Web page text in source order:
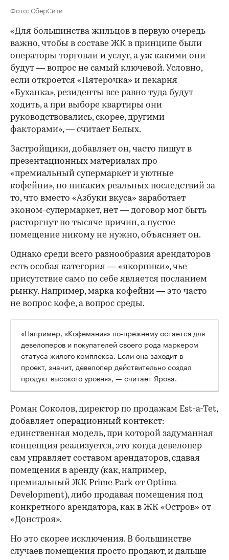
Фото: СберСити
«Для большинства жильцов в первую очередь
важно, чтобы в составе ЖК в принципе были
операторы торговли и услуг, а уж какими они
будут — вопрос не самый ключевой. Условно,
если откроется «Пятерочка» и пекарня
«Буханка», резиденты все равно туда будут
ходить, а при выборе квартиры они
руководствовались, скорее, другими
факторами», — считает Белых.
Застройщики, добавляет он, часто пишут в
презентационных материалах про
«премиальный супермаркет и уютные
кофейни», но никаких реальных последствий за
то, что вместо «Азбуки вкуса» заработает
эконом-супермаркет, нет — договор мог быть
расторгнут по тысяче причин, а пустое
помещение никому не нужно, объясняет он.
Однако среди всего разнообразия арендаторов
есть особая категория — «якорники», чье
присутствие само по себе является посланием
рынку. Например, марка кофейни — это часто
не вопрос кофе, а вопрос среды.
«Например, «Кофемания» по-прежнему остается для
девелоперов и покупателей своего рода маркером
статуса жилого комплекса. Если она заходит в
проект, значит, девелопер действительно создал
продукт высокого уровня», — считает Ярова.
Роман Соколов, директор по продажам Est-a-Tet,
добавляет операционный контекст:
единственная модель, при которой задуманная
концепция реализуется, это когда девелопер
сам управляет составом арендаторов, сдавая
помещения в аренду (как, например,
премиальный ЖК Prime Park от Optima
Development), либо продавая помещения под
конкретного арендатора, как в ЖК «Остров» от
«Донстроя».
Но это скорее исключения. В большинстве
случаев помещения просто продают, и дальше